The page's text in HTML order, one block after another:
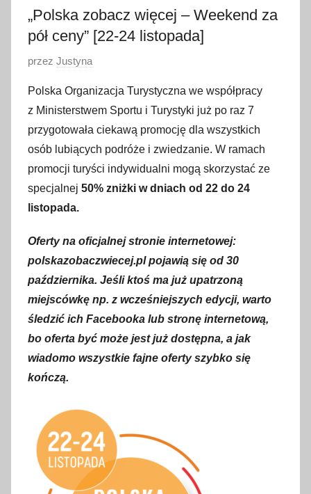
„Polska zobacz więcej – Weekend za
pół ceny” [22-24 listopada]
O
u
b
l
i
k
o
w
n
o
2
8
p
a
przez Justyna
Polska Organizacja Turystyczna we współpracy
z Ministerstwem Sportu i Turystyki już po raz 7
przygotowała ciekawą promocję dla wszystkich
osób lubiących podróże i zwiedzanie. W ramach
promocji turyści indywidualni mogą skorzystać ze
specjalnej 50% zniżki w dniach od 22 do 24
listopada.
Oferty na oficjalnej stronie internetowej:
polskazobaczwiecej.pl pojawią się od 30
października. Jeśli ktoś ma już upatrzoną
miejscówkę np. z wcześniejszych edycji, warto
śledzić ich Facebooka lub stronę internetową,
bo oferta być może jest już dostępna, a jak
wiadomo wszystkie fajne oferty szybko się
kończą.